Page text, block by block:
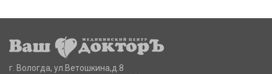
г. Вологда, ул.Ветошкина,д.8